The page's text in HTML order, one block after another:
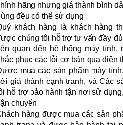
hãng nhưng giá thành bình
đều có thể sử dụng
khách hàng là khách hàng
chúng tôi hỗ trợ tư vấn đầy
quan đến hệ thống máy tính,
phục các lỗi cơ bản qua điện
mua các sản phẩm máy
giá thành cạnh tranh, và Các
hỗ trợ bảo hành tận nơi sử
chuyển
hàng được mua các sản